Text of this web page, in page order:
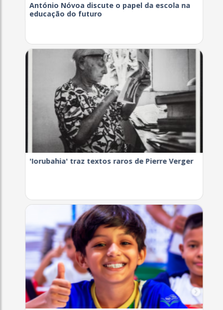
António Nóvoa discute o papel da escola na
educação do futuro
'Iorubahia' traz textos raros de Pierre Verger